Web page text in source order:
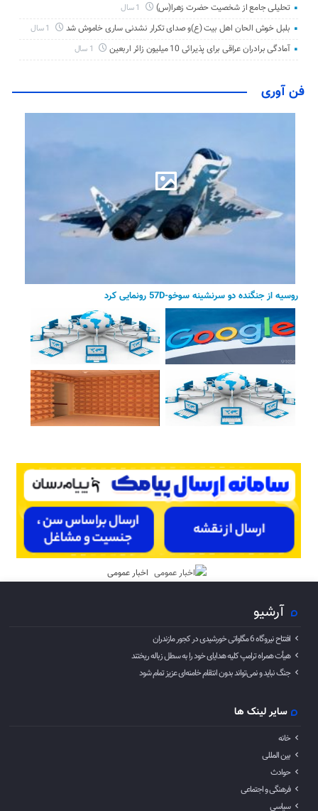
تحلیلی جامع از شخصیت حضرت زهرا(س)
بلبل خوش الحان اهل بیت (ع)و صدای تکرار نشدنی ساری خاموش شد
آمادگی برادران عراقی برای پذیرائی 10 میلیون زائر اربعین
فن آوری
روسیه از جنگنده دو سرنشینه سوخو-57D رونمایی کرد
اخبار عمومی
آرشیو
افتتاح نیروگاه 6 مگاواتی خورشیدی در کجور مازندران
هیأت همراه ترامپ کلیه هدایای خود را به سطل زباله ریختند
جنگ نباید و نمی‌تواند بدون انتقام خامنه‌ای عزیز تمام شود
سایر لینک ها
خانه
بین المللی
حوادث
فرهنگی و اجتماعی
سیاسی